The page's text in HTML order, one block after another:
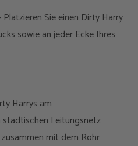
Sie einen Dirty Harry
sowie an jeder Ecke Ihres
Harrys am
städtischen Leitungsnetz
mit dem Rohr